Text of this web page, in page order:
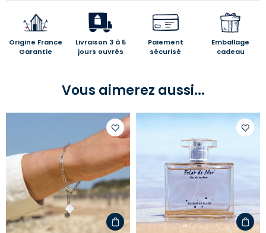
Origine France
Garantie
Livraison 3 à 5
jours ouvrés
Paiement
sécurisé
Emballage
cadeau
Vous aimerez aussi...
Ajouter
à
votre
liste
d'envies